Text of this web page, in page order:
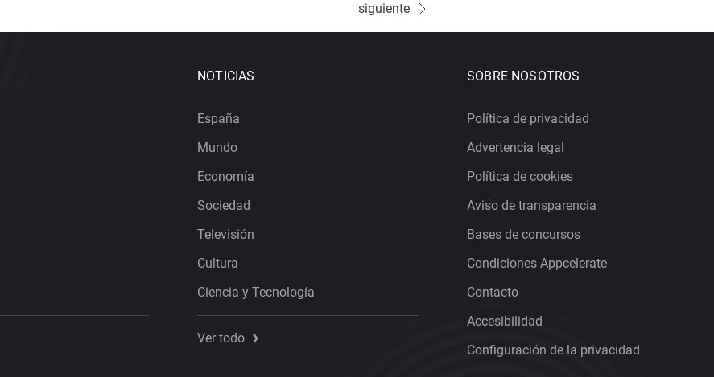
siguiente
NOTICIAS
España
Mundo
Economía
Sociedad
Televisión
Cultura
Ciencia y Tecnología
Ver todo
SOBRE NOSOTROS
Política de privacidad
Advertencia legal
Política de cookies
Aviso de transparencia
Bases de concursos
Condiciones Appcelerate
Contacto
Accesibilidad
Configuración de la privacidad